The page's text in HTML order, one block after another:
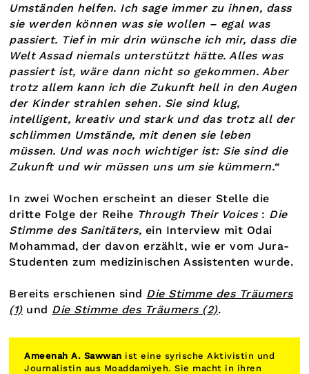
Umständen helfen. Ich sage immer zu ihnen, dass
sie werden können was sie wollen – egal was
passiert. Tief in mir drin wünsche ich mir, dass die
Welt Assad niemals unterstützt hätte. Alles was
passiert ist, wäre dann nicht so gekommen. Aber
trotz allem kann ich die Zukunft hell in den Augen
der Kinder strahlen sehen. Sie sind klug,
intelligent, kreativ und stark und das trotz all der
schlimmen Umstände, mit denen sie leben
müssen. Und was noch wichtiger ist: Sie sind die
Zukunft und wir müssen uns um sie kümmern.“
In zwei Wochen erscheint an dieser Stelle die
dritte Folge der Reihe Through Their Voices: Die
Stimme des Sanitäters, ein Interview mit Odai
Mohammad, der davon erzählt, wie er vom Jura-
Studenten zum medizinischen Assistenten wurde.
Bereits erschienen sind Die Stimme des Träumers
(1)und Die Stimme des Träumers (2).
Ameenah A. Sawwan ist eine syrische Aktivistin und
Journalistin aus Moaddamiyeh. Sie macht in ihren